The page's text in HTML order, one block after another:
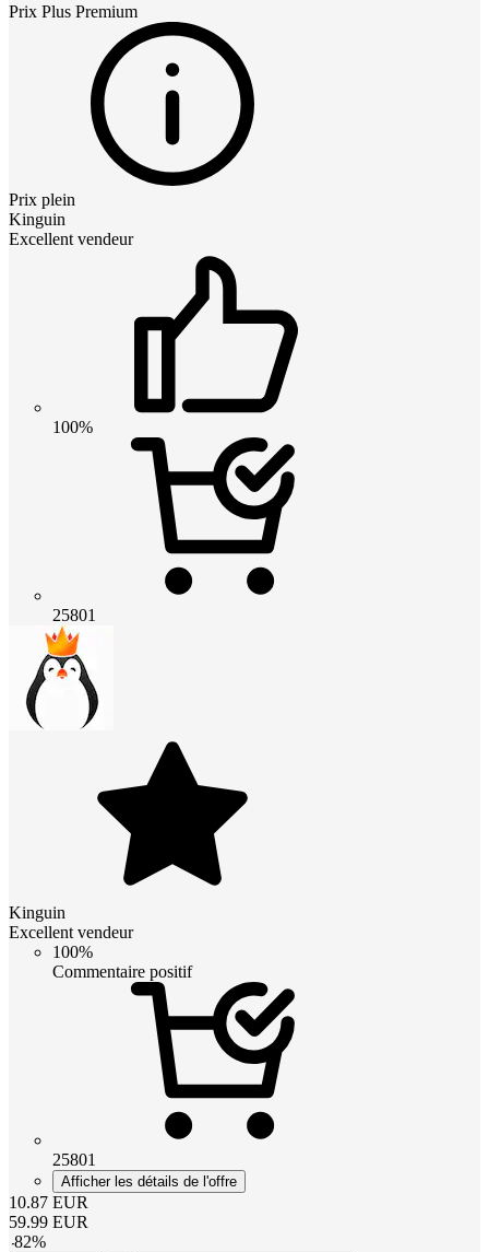
Prix Plus Premium
Prix plein
Kinguin
Excellent vendeur
100%
25801
Kinguin
Excellent vendeur
100%
Commentaire positif
25801
Afficher les détails de l'offre
10.87 EUR
59.99 EUR
-82%